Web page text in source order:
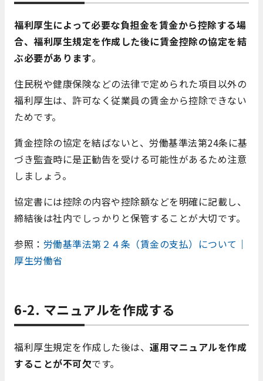
福利厚生によって必要な負担金を賃金から控除する場
合、福利厚生規定を作成した後に賃金控除の協定を結
ぶ必要があります。
住民税や健康保険などの法律で定められた項目以外の
福利厚生は、許可なく従業員の賃金から控除できない
ためです。
賃金控除の協定を結ばないと、労働基準法第24条に基
づき監査時に是正勧告を受ける可能性があるため注意
しましょう。
協定書には控除の内容や控除額などを明確に記載し、
締結後は社内でしっかりと保管することが大切です。
参照： 労働基準法第２４条（賃金の支払）について｜
厚生労働省
6-2. マニュアルを作成する
福利厚生規定を作成した後は、 運用マニュアルを作成
することが不可欠です。